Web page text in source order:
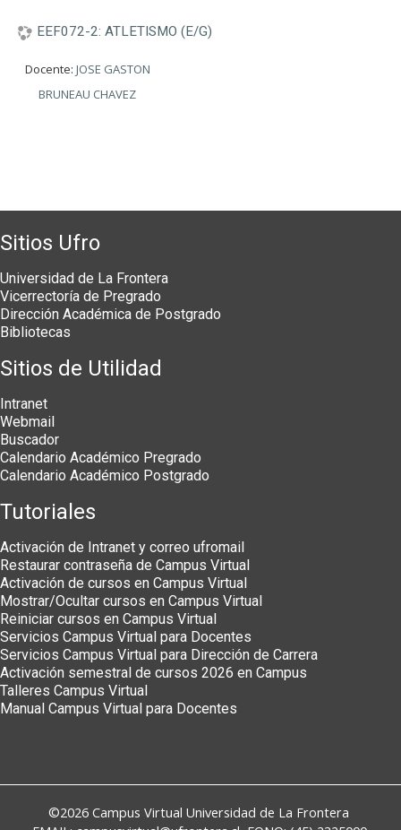
EEF072-2: ATLETISMO (E/G)
Docente: JOSE GASTON
BRUNEAU CHAVEZ
Sitios Ufro
Universidad de La Frontera
Vicerrectoría de Pregrado
Dirección Académica de Postgrado
Bibliotecas
Sitios de Utilidad
Intranet
Webmail
Buscador
Calendario Académico Pregrado
Calendario Académico Postgrado
Tutoriales
Activación de Intranet y correo ufromail
Restaurar contraseña de Campus Virtual
Activación de cursos en Campus Virtual
Mostrar/Ocultar cursos en Campus Virtual
Reiniciar cursos en Campus Virtual
Servicios Campus Virtual para Docentes
Servicios Campus Virtual para Dirección de Carrera
Activación semestral de cursos 2026 en Campus
Talleres Campus Virtual
Manual Campus Virtual para Docentes
©2026 Campus Virtual Universidad de La Frontera